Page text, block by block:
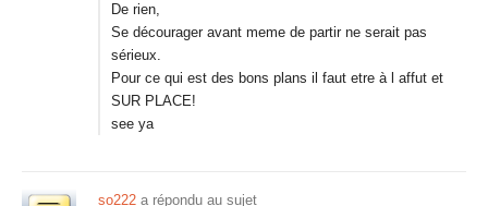
De rien,
Se décourager avant meme de partir ne serait pas
sérieux.
Pour ce qui est des bons plans il faut etre à l affut et
SUR PLACE!
see ya
so222 a répondu au sujet